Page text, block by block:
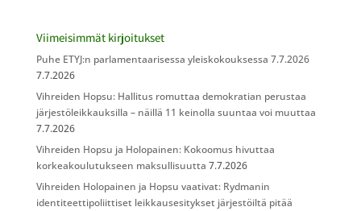
Viimeisimmät kirjoitukset
Puhe ETYJ:n parlamentaarisessa yleiskokouksessa 7.7.2026
7.7.2026
Vihreiden Hopsu: Hallitus romuttaa demokratian perustaa
järjestöleikkauksilla – näillä 11 keinolla suuntaa voi muuttaa
7.7.2026
Vihreiden Hopsu ja Holopainen: Kokoomus hivuttaa
korkeakoulutukseen maksullisuutta 7.7.2026
Vihreiden Holopainen ja Hopsu vaativat: Rydmanin
identiteettipoliittiset leikkausesitykset järjestöiltä pitää